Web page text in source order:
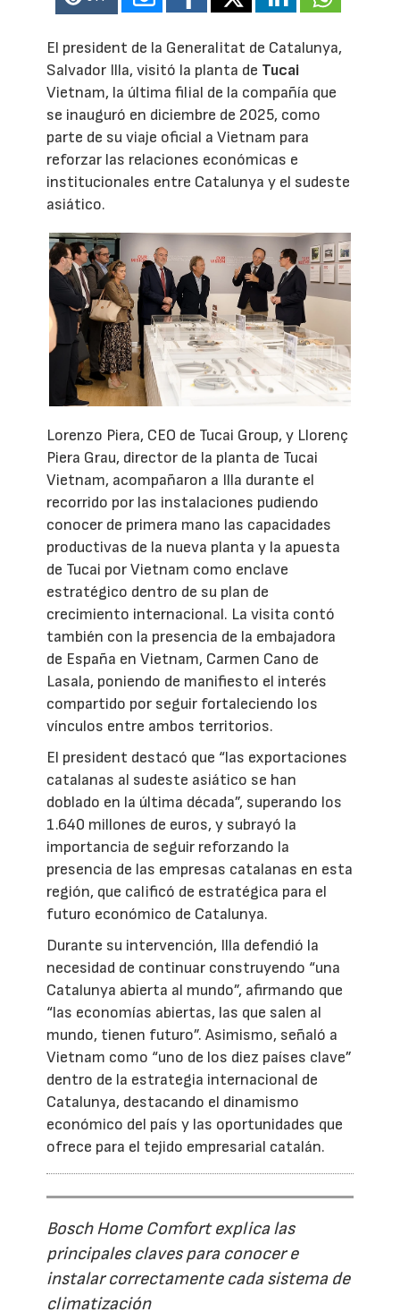
El president de la Generalitat de Catalunya,
Salvador Illa, visitó la planta de Tucai
Vietnam, la última filial de la compañía que
se inauguró en diciembre de 2025, como
parte de su viaje oficial a Vietnam para
reforzar las relaciones económicas e
institucionales entre Catalunya y el sudeste
asiático.
Lorenzo Piera, CEO de Tucai Group, y Llorenç
Piera Grau, director de la planta de Tucai
Vietnam, acompañaron a Illa durante el
recorrido por las instalaciones pudiendo
conocer de primera mano las capacidades
productivas de la nueva planta y la apuesta
de Tucai por Vietnam como enclave
estratégico dentro de su plan de
crecimiento internacional. La visita contó
también con la presencia de la embajadora
de España en Vietnam, Carmen Cano de
Lasala, poniendo de manifiesto el interés
compartido por seguir fortaleciendo los
vínculos entre ambos territorios.
El president destacó que “las exportaciones
catalanas al sudeste asiático se han
doblado en la última década”, superando los
1.640 millones de euros, y subrayó la
importancia de seguir reforzando la
presencia de las empresas catalanas en esta
región, que calificó de estratégica para el
futuro económico de Catalunya.
Durante su intervención, Illa defendió la
necesidad de continuar construyendo “una
Catalunya abierta al mundo”, afirmando que
“las economías abiertas, las que salen al
mundo, tienen futuro”. Asimismo, señaló a
Vietnam como “uno de los diez países clave”
dentro de la estrategia internacional de
Catalunya, destacando el dinamismo
económico del país y las oportunidades que
ofrece para el tejido empresarial catalán.
Bosch Home Comfort explica las
principales claves para conocer e
instalar correctamente cada sistema de
climatización